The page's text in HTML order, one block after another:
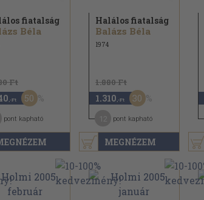
fiatalság
Béla
Ft
,-Ft 50
pont kapható
MEGNÉZEM
Halálos fiatalság
Balázs Béla
1974
1.880 Ft
1.310 ,-Ft 30
pont kapható